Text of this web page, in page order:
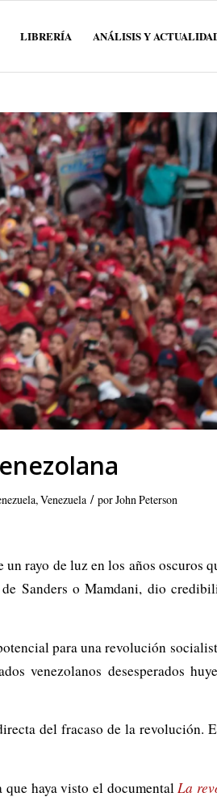
LIBRERÍA ANÁLISIS Y
,Venezuela / porJohn Peterson
rayo de luz en los años oscuros
Sanders o Mamdani, dio
para una revolución
venezolanos desesperados
del fracaso de la revolución.
que haya visto el documentalLa